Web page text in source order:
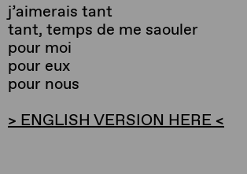
j’aimerais tant
tant, temps de me saouler
pour moi
pour eux
pour nous
> ENGLISH VERSION HERE <